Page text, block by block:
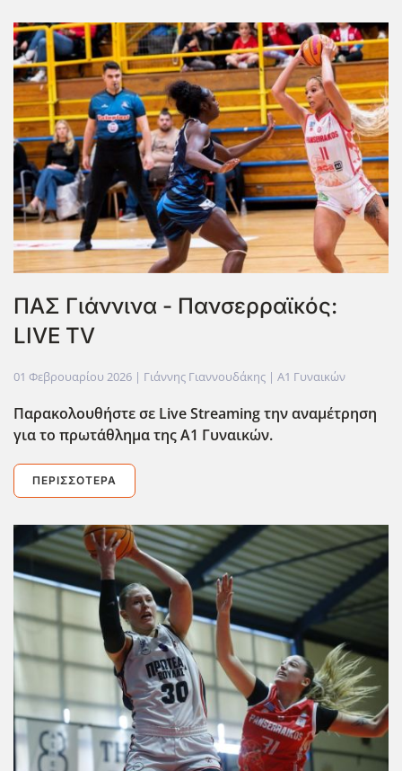
ΠΑΣ Γιάννινα - Πανσερραϊκός:
LIVE TV
01 Φεβρουαρίου 2026 | Γιάννης Γιαννουδάκης | Α1 Γυναικών
Παρακολουθήστε σε Live Streaming την αναμέτρηση
για το πρωτάθλημα της Α1 Γυναικών.
ΠΕΡΙΣΣΌΤΕΡΑ